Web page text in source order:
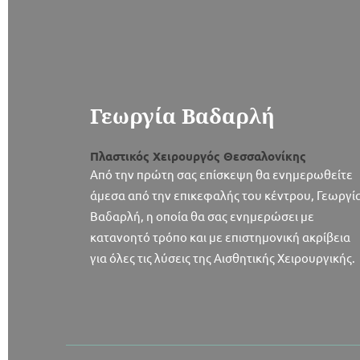
Γεωργία Βαδαρλή
Πλαστικός Χειρουργός Θεσσαλονίκης
Από την πρώτη σας επίσκεψη θα ενημερωθείτε
άμεσα από την επικεφαλής του κέντρου,
Βαδαρλή, η οποία θα σας ενημερώσει με
κατανοητό τρόπο και με επιστημονική ακρίβεια
για όλες τις λύσεις της Αισθητικής Χειρουργικής.